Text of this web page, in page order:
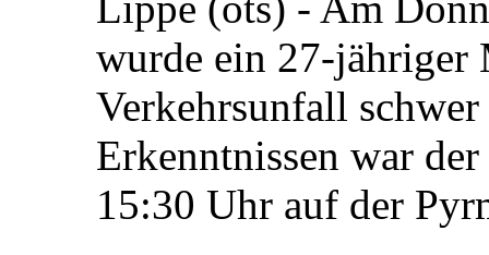
wurde ein 27-jähriger
Verkehrsunfall
Erkenntnissen war
15:30 Uhr auf der